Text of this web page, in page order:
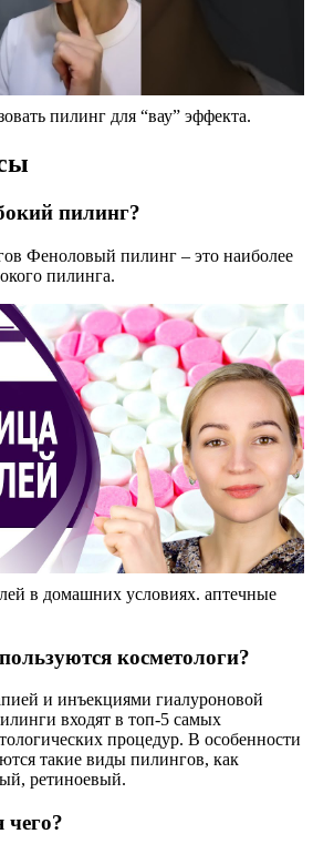
пилинг для “вау” эффекта.
пилинг?
Феноловый пилинг – это наиболее
пилинга.
в домашних условиях. аптечные
косметологи?
и инъекциями гиалуроновой
входят в топ-5 самых
процедур. В особенности
такие виды пилингов, как
ретиноевый.